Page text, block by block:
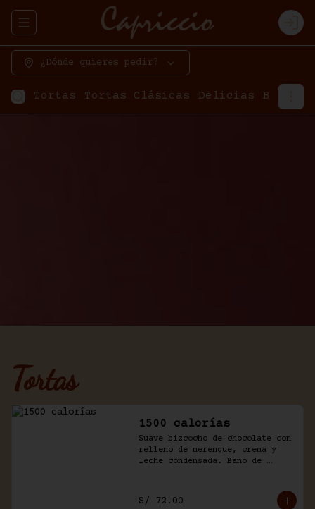
Abrir menu de navegación
¿Dónde quieres pedir?
Tortas Tortas Clásicas Delicias
Tortas
1500 calorías
Suave bizcocho de chocolate con
relleno de merengue, crema y
leche condensada. Baño de
S/ 72.00